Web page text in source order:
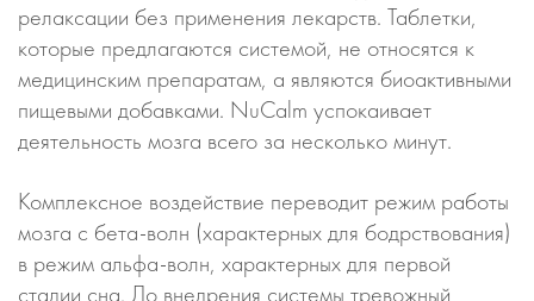
релаксации без применения лекарств. Таблетки,
которые предлагаются системой, не относятся к
медицинским препаратам, а являются биоактивными
пищевыми добавками. NuCalm успокаивает
деятельность мозга всего за несколько минут.
Комплексное воздействие переводит режим работы
мозга с бета-волн (характерных для бодрствования)
в режим альфа-волн, характерных для первой
стадии сна. До внедрения системы тревожный